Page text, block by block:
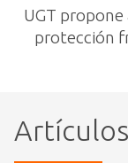
UGT
protección